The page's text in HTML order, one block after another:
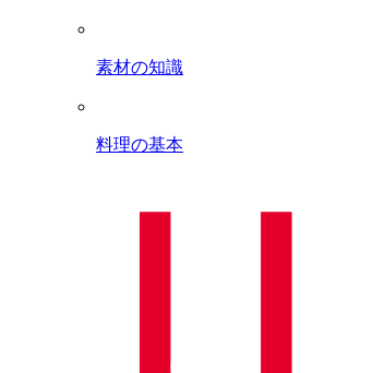
素材の知識
料理の基本